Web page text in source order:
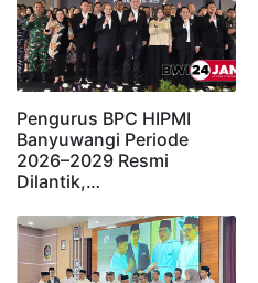
Pengurus BPC HIPMI
Banyuwangi Periode
2026–2029 Resmi
Dilantik,…